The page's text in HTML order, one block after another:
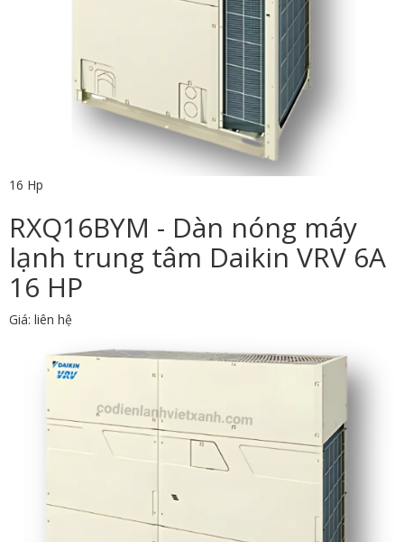
16 Hp
RXQ16BYM - Dàn nóng máy
lạnh trung tâm Daikin VRV 6A
16 HP
Giá: liên hệ